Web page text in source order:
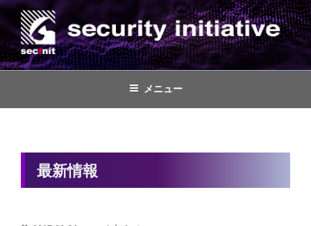
コ
テ
ン
へ
株式会社セキュリティイニシアティ
脅威ベースのペネトレーションテスト(TLPT)、ペネトレーションテスト
や脆弱性診断、セキュリティコンサルティング
メニュー
最新情報